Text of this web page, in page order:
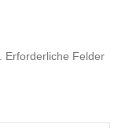
Erforderliche Felder